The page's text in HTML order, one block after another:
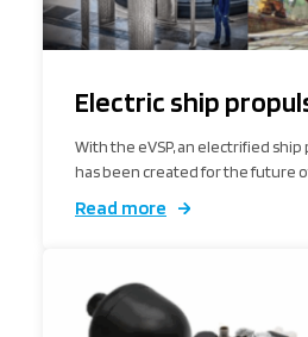
Electric ship
With the eVSP, an electrified
has been created for the future
Read more